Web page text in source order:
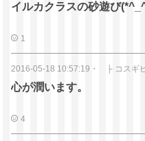
イルカクラスの砂遊び
1
2016-05-18 10:57:19 ・ ├ コスギ
心が潤います。
4